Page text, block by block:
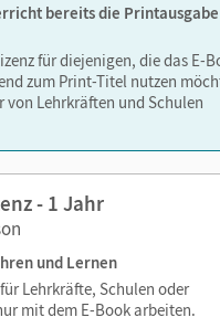
Bestandteile dieses E-
damit Sie und Ihre
darauf zugreifen können.
und Lernen zeitsparend
Medienwechsel! Kein
bereits die Printausgabe
für diejenigen, die das E-
zum Print-Titel nutzen
von Lehrkräften und Schulen
- 1 Jahr
und Lernen
Lehrkräfte, Schulen oder
mit dem E-Book arbeiten.